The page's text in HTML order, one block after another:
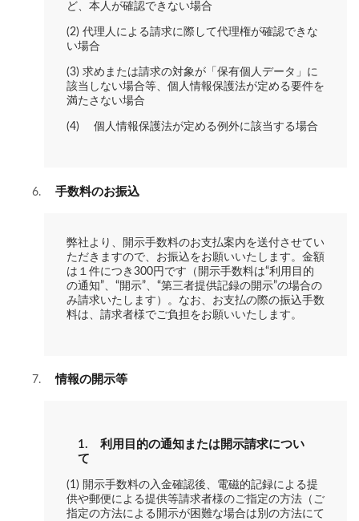
ど、本人が確認できない場合
(2) 代理人による請求に際して代理権が確認できな
い場合
(3) 求めまたは請求の対象が「保有個人データ」に
該当しない場合等、個人情報保護法が定める要件を
満たさない場合
(4) 個人情報保護法が定める例外に該当する場合
手数料のお振込
弊社より、開示手数料のお支払案内を送付させてい
ただきますので、お振込をお願いいたします。金額
は１件につき300円です（開示手数料は“利用目的
の通知”、“開示”、“第三者提供記録の開示”の場合の
み請求いたします）。なお、お支払の際の振込手数
料は、請求者様でご負担をお願いいたします。
情報の開示等
1. 利用目的の通知または開示請求につい
て
(1) 開示手数料の入金確認後、電磁的記録による提
供や郵便による提供等請求者様のご指定の方法（ご
指定の方法による開示が困難な場合は別の方法にて